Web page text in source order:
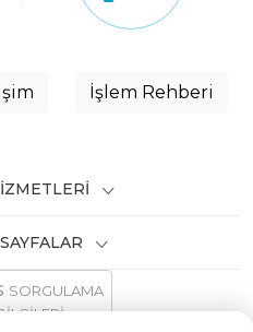
İşlem Rehberi
SORGULAMA